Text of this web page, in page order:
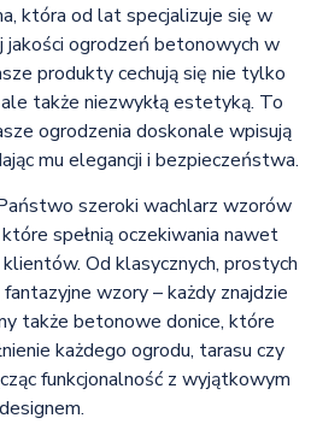
która od lat specjalizuje się w
jakości ogrodzeń betonowych w
produkty cechują się nie tylko
także niezwykłą estetyką. To
ogrodzenia doskonale wpisują
mu elegancji i bezpieczeństwa.
szeroki wachlarz wzorów
spełnią oczekiwania nawet
Od klasycznych, prostych
wzory – każdy znajdzie
także betonowe donice, które
każdego ogrodu, tarasu czy
funkcjonalność z wyjątkowym
designem.